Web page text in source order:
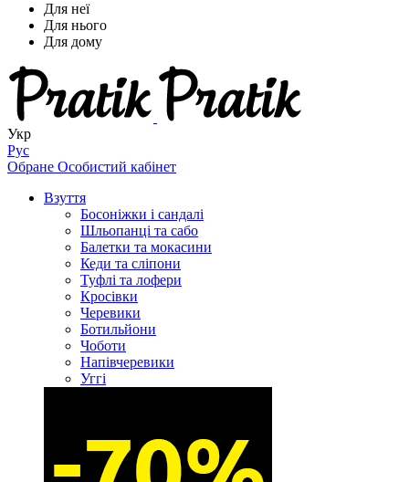
Для неї
Для нього
Для дому
Укр
Рус
Обране Особистий кабінет
Взуття
Босоніжки і сандалі
Шльопанці та сабо
Балетки та мокасини
Кеди та сліпони
Туфлі та лофери
Кросівки
Черевики
Ботильйони
Чоботи
Напівчеревики
Уггі